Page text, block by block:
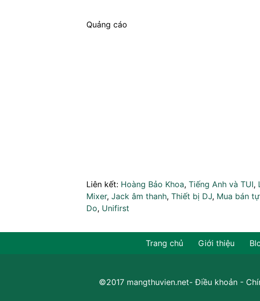
Quảng cáo
Liên kết: Hoàng Bảo Khoa, Tiếng Anh và TUI,
Mixer, Jack âm thanh, Thiết bị DJ, Mua bán
Do, Unifirst
Trang chủ Giới thiệu
©2017 mangthuvien.net-Điều khoản -